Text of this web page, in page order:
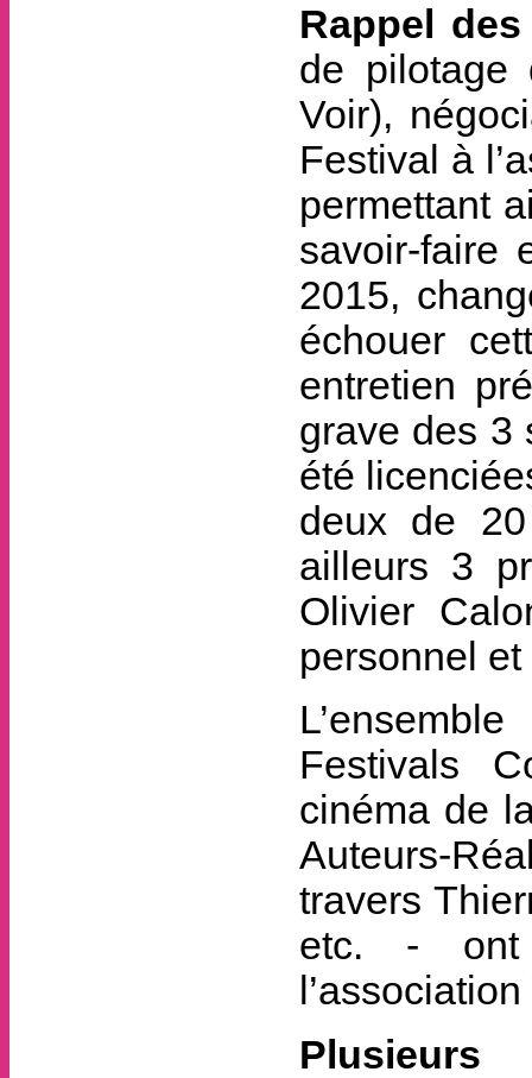
Rappel
de pilotage
Voir),
Festival à
permettant
savoir-faire
2015,
échouer
entretien
grave des 3
été
deux de
ailleurs 3
Olivier
personnel
Festivals
cinéma de
Auteurs-
travers
etc. - ont